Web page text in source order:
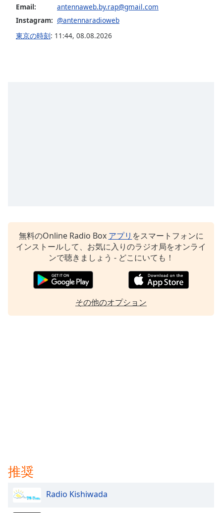
Opacity
Family
Dialog
Email:
antennaweb.by.rap@gmail.com
Instagram: @antennaradioweb
東京の時刻: 11:44, 08.08.2026
無料のOnline Radio Box アプリ をスマートフォンに
インストールして、お気に入りのラジオ局をオンライ
ンで聴きましょう - どこにいても！
その他のオプション
推奨
Radio Kishiwada